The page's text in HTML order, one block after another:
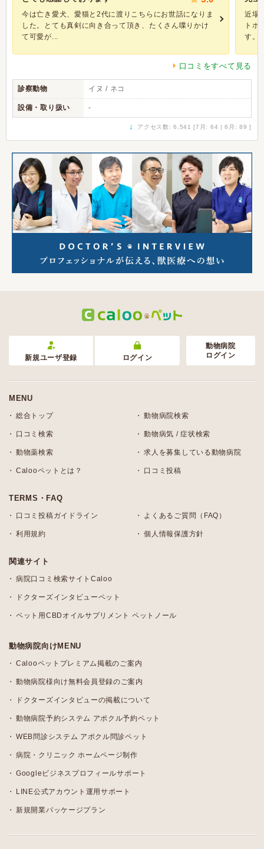
今は亡き愛犬、愛猫と2代に渡りこちらにお世話になりま
した。とても真剣に向き合って頂き、たくさん喋りかけ
て可愛が...
近場
トホ
す。
口コミをすべて見る
診察動物 イヌ / ネコ
設備・取り扱い -
↓ アクセス数: 6,541 [7月: 64 | 6月: 89 ]
新規ユーザ登録 ログイン
動物病院
ログイン
MENU
総合トップ 動物病院検索
口コミ検索 動物病気 / 症状検索
動物薬検索 求人を募集している動物病院
Calooペットとは？ 口コミ投稿
TERMS・FAQ
口コミ投稿ガイドライン よくあるご質問（FAQ）
利用規約 個人情報保護方針
関連サイト
病院口コミ検索サイトCaloo
ドクターズインタビューペット
ペット用CBDオイルサプリメント ペットノール
動物病院向けMENU
Calooペットプレミアム掲載のご案内
動物病院様向け無料会員登録のご案内
ドクターズインタビューの掲載について
動物病院予約システム アポクル予約ペット
WEB問診システム アポクル問診ペット
病院・クリニック ホームページ制作
Googleビジネスプロフィールサポート
LINE公式アカウント運用サポート
新規開業パッケージプラン